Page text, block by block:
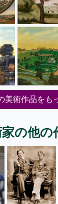
美術作品をも
の他の